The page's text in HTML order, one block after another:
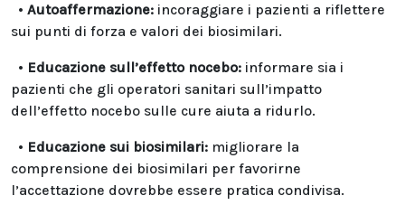
• Autoaffermazione: incoraggiare i pazienti a riflettere
sui punti di forza e valori dei biosimilari.
• Educazione sull’effetto nocebo: informare sia i
pazienti che gli operatori sanitari sull’impatto
dell’effetto nocebo sulle cure aiuta a ridurlo.
• Educazione sui biosimilari: migliorare la
comprensione dei biosimilari per favorirne
l’accettazione dovrebbe essere pratica condivisa.